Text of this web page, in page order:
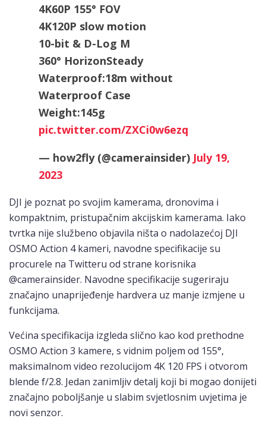
4K60P 155° FOV
4K120P slow motion
10-bit & D-Log M
360° HorizonSteady
Waterproof:18m without
Waterproof Case
Weight:145g
pic.twitter.com/ZXCi0w6ezq
— how2fly (@camerainsider) July 19,
2023
DJI je poznat po svojim kamerama, dronovima i
kompaktnim, pristupačnim akcijskim kamerama. Iako
tvrtka nije službeno objavila ništa o nadolazećoj DJI
OSMO Action 4 kameri, navodne specifikacije su
procurele na Twitteru od strane korisnika
@camerainsider. Navodne specifikacije sugeriraju
značajno unaprijeđenje hardvera uz manje izmjene u
funkcijama.
Većina specifikacija izgleda slično kao kod prethodne
OSMO Action 3 kamere, s vidnim poljem od 155°,
maksimalnom video rezolucijom 4K 120 FPS i otvorom
blende f/2.8. Jedan zanimljiv detalj koji bi mogao donijeti
značajno poboljšanje u slabim svjetlosnim uvjetima je
novi senzor.